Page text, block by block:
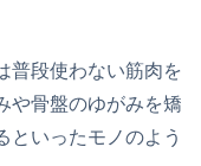
普段使わない筋肉を
や骨盤のゆがみを矯
といったモノのよう